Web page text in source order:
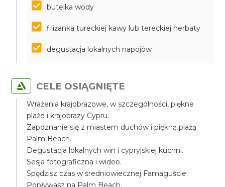
butelka wody
filiżanka tureckiej kawy lub tereckiej herbaty
degustacja lokalnych napojów
CELE OSIĄGNIĘTE
Wrażenia krajobrazowe, w szczególności, piękne
plaże i krajobrazy Cypru.
Zapoznanie się z miastem duchów i piękną plażą
Palm Beach.
Degustacja lokalnych win i cypryjskiej kuchni.
Sesja fotograficzna i wideo.
Spędzisz czas w średniowiecznej Famaguście.
Popływasz na Palm Beach.